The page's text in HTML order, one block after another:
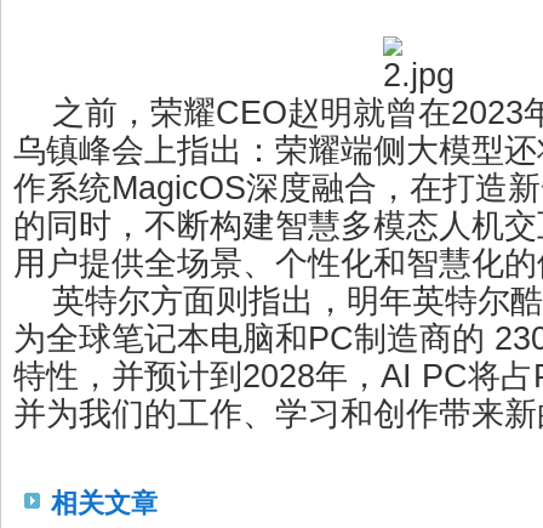
之前，荣耀CEO赵明就曾在2023
乌镇峰会上指出：荣耀端侧大模型
作系统MagicOS深度融合，在打造
的同时，不断构建智慧多模态人机
用户提供全场景、个性化和智慧化
英特尔方面则指出，明年英特尔
为全球笔记本电脑和PC制造商的
特性，并预计到2028年，AI PC将
并为我们的工作、学习和创作带来
相关文章